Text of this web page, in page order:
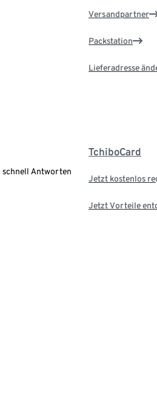
Versandpartner
Packstation
Lieferadresse
schnell Antworten
TchiboCard
Jetzt kostenlos
Jetzt Vorteile